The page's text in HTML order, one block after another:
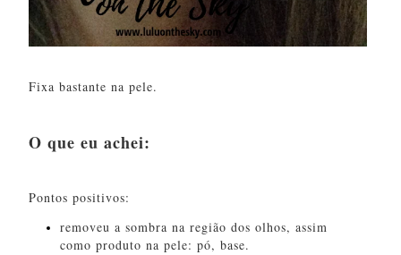
Fixa bastante na pele.
O que eu achei:
Pontos positivos:
removeu a sombra na região dos olhos, assim
como produto na pele: pó, base.